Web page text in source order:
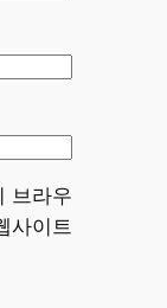
브라우
사이트